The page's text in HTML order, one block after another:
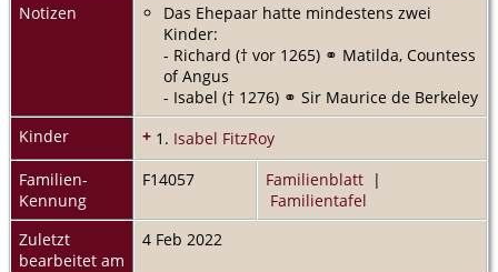
Notizen
Das Ehepaar hatte mindestens zwei
Kinder:
- Richard († vor 1265) ⚭ Matilda, Countess
of Angus
- Isabel († 1276) ⚭ Sir Maurice de Berkeley
Kinder
+ 1. Isabel FitzRoy
Familien-
Kennung
F14057 Familienblatt |
Familientafel
Zuletzt
bearbeitet am
4 Feb 2022